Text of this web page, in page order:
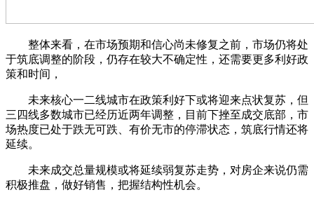
整体来看，在市场预期和信心尚未修复之前，市场仍将处
于筑底调整的阶段，仍存在较大不确定性，还需要更多利好政
策和时间，
未来核心一二线城市在政策利好下或将迎来点状复苏，但
三四线多数城市已经历近两年调整，目前下挫至成交底部，市
场热度已处于跌无可跌、有价无市的停滞状态，筑底行情还将
延续。
未来成交总量规模或将延续弱复苏走势，对房企来说仍需
积极推盘，做好销售，把握结构性机会。